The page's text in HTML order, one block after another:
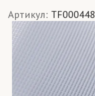
Артикул: TF000448